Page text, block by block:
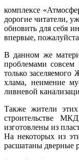
комплексе
дорогие читатели,
обновить для себя
впервые,
В данном же
проблемами
только
хлама, неимение
ливневой
Также жители
строительстве
изготовлены из
На некоторых из
расшатаны дверные